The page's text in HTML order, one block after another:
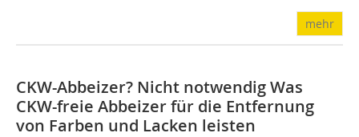
mehr
CKW-Abbeizer? Nicht notwendigWas
CKW-freie Abbeizer für die Entfernung
von Farben und Lacken leisten